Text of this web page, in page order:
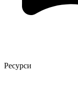
Ресурси